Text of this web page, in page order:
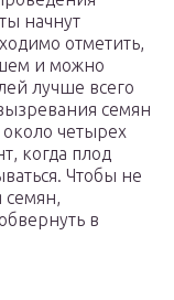
начнут
отметить,
и можно
лучше всего
семян
четырех
когда плод
Чтобы не
семян,
в